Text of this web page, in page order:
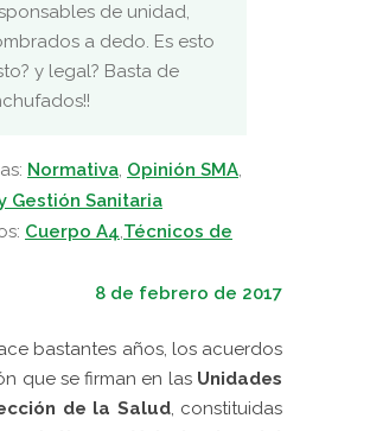
de unidad,
a dedo. Es esto
y legal? Basta de
Normativa, Opinión SMA,
Gestión Sanitaria
Cuerpo A4,Técnicos de
8 de febrero de 2017
bastantes años, los acuerdos
que se firman en las Unidades
de la Salud, constituidas